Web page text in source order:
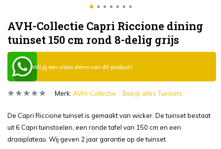
AVH-Collectie Capri Riccione dining
tuinset 150 cm rond 8-delig grijs
Wil jij een video demo van dit product?
Merk: AVH-Collectie Bekijk alles Tuinsets
De Capri Riccione tuinset is gemaakt van wicker. De tuinset bestaat
uit 6 Capri tuinstoelen, een ronde tafel van 150 cm en een
draaiplateau. Wij geven 2 jaar garantie op de tuinset.